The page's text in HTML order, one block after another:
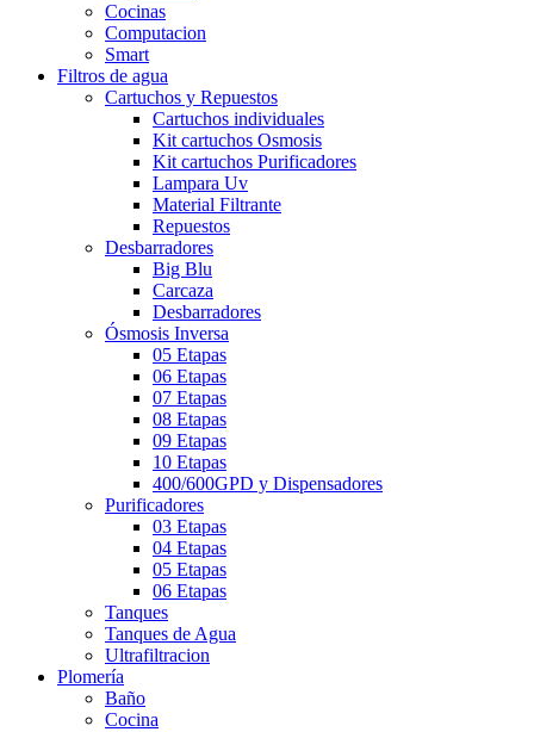
Cocinas
Computacion
Smart
Filtros de agua
Cartuchos y Repuestos
Cartuchos individuales
Kit cartuchos Osmosis
Kit cartuchos Purificadores
Lampara Uv
Material Filtrante
Repuestos
Desbarradores
Big Blu
Carcaza
Desbarradores
Ósmosis Inversa
05 Etapas
06 Etapas
07 Etapas
08 Etapas
09 Etapas
10 Etapas
400/600GPD y Dispensadores
Purificadores
03 Etapas
04 Etapas
05 Etapas
06 Etapas
Tanques
Tanques de Agua
Ultrafiltracion
Plomería
Baño
Cocina